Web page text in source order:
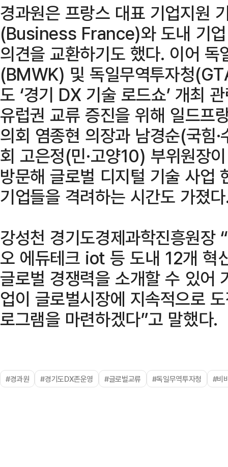
경과원은 프랑스 대표 기업지원
(Business France)와 도내 기업
의견을 교환하기도 했다. 이어 독
(BMWK) 및 독일무역투자청
도 ‘경기 DX 기술 로드쇼’ 개최
유럽권 교류 증진을 위해 일드프
의회 염종현 의장과 남경순(국힘
회 고은정(민·고양10) 부위원장
방문해 글로벌 디지털 기술 사업
기업들을 격려하는 시간도 가졌
강성천 경기도경제과학진흥원장
오 에듀테크 iot 등 도내 12개 혁
글로벌 경쟁력을 소개할 수 있어
업이 글로벌시장에 지속적으로
로그램을 마련하겠다”고 말했다.
#경과원 #경기도DX존운영 #글로벌교류 #독일무역투자청 #비